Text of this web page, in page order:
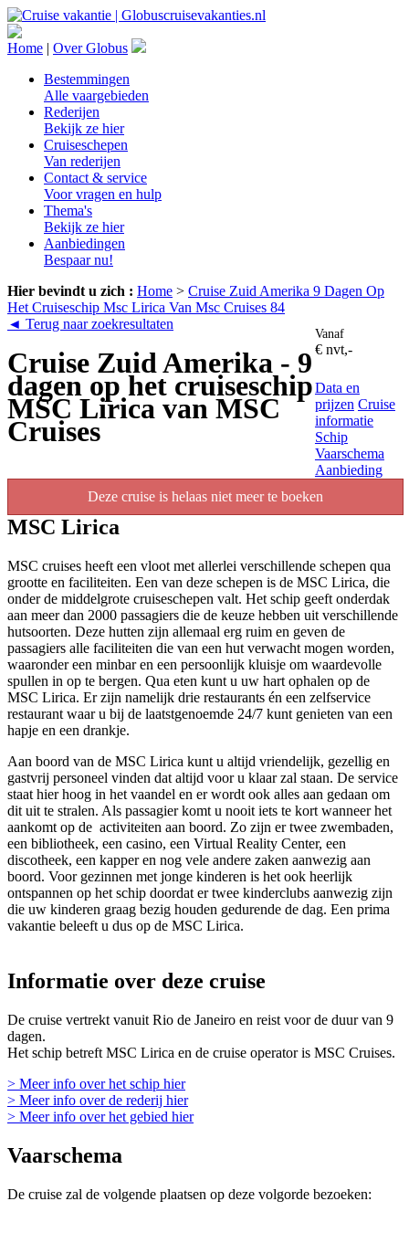
Home | Over Globus
Bestemmingen
Alle vaargebieden
Rederijen
Bekijk ze hier
Cruiseschepen
Van rederijen
Contact & service
Voor vragen en hulp
Thema's
Bekijk ze hier
Aanbiedingen
Bespaar nu!
Hier bevindt u zich : Home > Cruise Zuid Amerika 9 Dagen Op
Het Cruiseschip Msc Lirica Van Msc Cruises 84
◄ Terug naar zoekresultaten
Cruise Zuid Amerika - 9
dagen op het cruiseschip
MSC Lirica van MSC
Cruises
Vanaf
€ nvt,-
Data en
prijzen Cruise
informatie
Schip
Vaarschema
Aanbieding
Deze cruise is helaas niet meer te boeken
MSC Lirica
MSC cruises heeft een vloot met allerlei verschillende schepen qua
grootte en faciliteiten. Een van deze schepen is de MSC Lirica, die
onder de middelgrote cruiseschepen valt. Het schip geeft onderdak
aan meer dan 2000 passagiers die de keuze hebben uit verschillende
hutsoorten. Deze hutten zijn allemaal erg ruim en geven de
passagiers alle faciliteiten die van een hut verwacht mogen worden,
waaronder een minbar en een persoonlijk kluisje om waardevolle
spullen in op te bergen. Qua eten kunt u uw hart ophalen op de
MSC Lirica. Er zijn namelijk drie restaurants én een zelfservice
restaurant waar u bij de laatstgenoemde 24/7 kunt genieten van een
hapje en een drankje.
Aan boord van de MSC Lirica kunt u altijd vriendelijk, gezellig en
gastvrij personeel vinden dat altijd voor u klaar zal staan. De service
staat hier hoog in het vaandel en er wordt ook alles aan gedaan om
dit uit te stralen. Als passagier komt u nooit iets te kort wanneer het
aankomt op de activiteiten aan boord. Zo zijn er twee zwembaden,
een bibliotheek, een casino, een Virtual Reality Center, een
discotheek, een kapper en nog vele andere zaken aanwezig aan
boord. Voor gezinnen met jonge kinderen is het ook heerlijk
ontspannen op het schip doordat er twee kinderclubs aanwezig zijn
die uw kinderen graag bezig houden gedurende de dag. Een prima
vakantie beleeft u dus op de MSC Lirica.
Informatie over deze cruise
De cruise vertrekt vanuit Rio de Janeiro en reist voor de duur van 9
dagen.
Het schip betreft MSC Lirica en de cruise operator is MSC Cruises.
> Meer info over het schip hier
> Meer info over de rederij hier
> Meer info over het gebied hier
Vaarschema
De cruise zal de volgende plaatsen op deze volgorde bezoeken: